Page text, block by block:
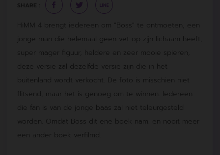
SHARE :
HiMM 4 brengt iedereen om "Boss" te ontmoeten, een
jonge man die helemaal geen vet op zijn lichaam heeft,
super mager figuur, heldere en zeer mooie spieren,
deze versie zal dezelfde versie zijn die in het
buitenland wordt verkocht. De foto is misschien niet
flitsend, maar het is genoeg om te winnen. Iedereen
die fan is van de jonge baas zal niet teleurgesteld
worden. Omdat Boss dit ene boek nam. en nooit meer
een ander boek verfilmd.